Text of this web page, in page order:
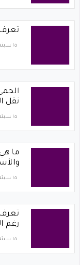
١٥ سبتمبر ٢٠٢٠
نقل
١٥ سبتمبر ٢٠٢٠
ما
١٥ سبتمبر ٢٠٢٠
رغم
١٥ سبتمبر ٢٠٢٠